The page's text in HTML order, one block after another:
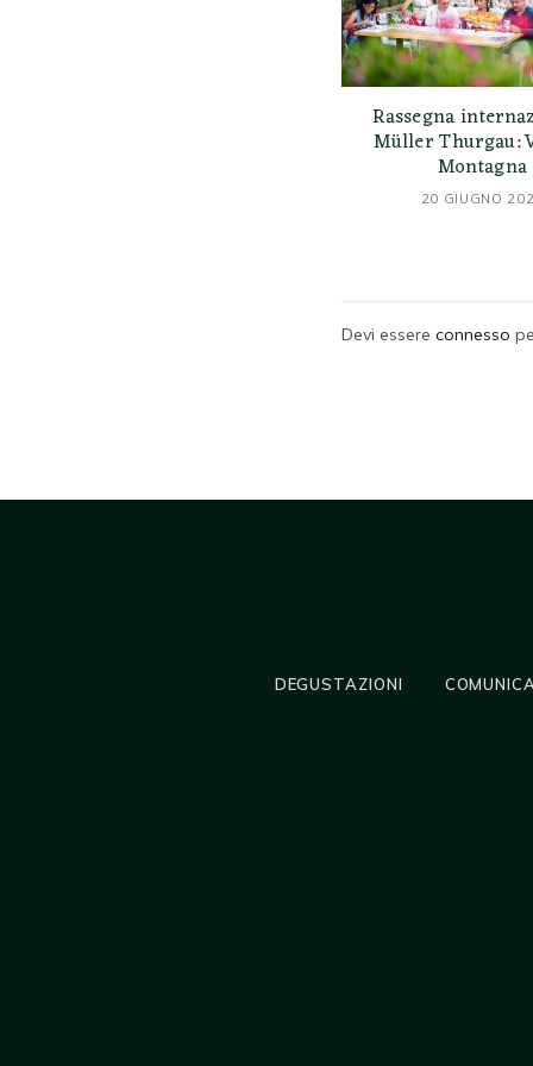
Rassegna
Müller Thurgau:
Montagna
20 GIUGNO
Devi essereconnesso
DEGUSTAZIONI